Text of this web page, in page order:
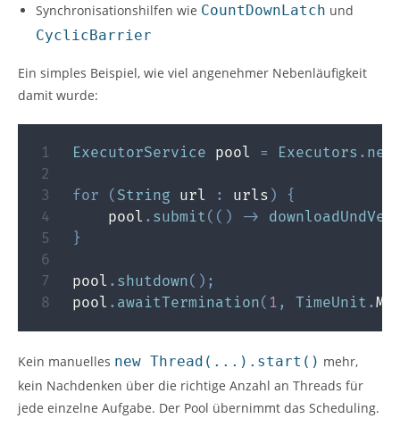
Synchronisationshilfen wie CountDownLatch und
CyclicBarrier
Ein simples Beispiel, wie viel angenehmer Nebenläufigkeit
damit wurde:
ExecutorService pool = Executors .
for ( String url : urls )
{
    pool
. submit( ( ) ->
}
pool . shutdown( ) ;
pool . awaitTermination( 1 , TimeUnit .
Kein manuelles new Thread(...).start() mehr,
kein Nachdenken über die richtige Anzahl an Threads für
jede einzelne Aufgabe. Der Pool übernimmt das Scheduling.